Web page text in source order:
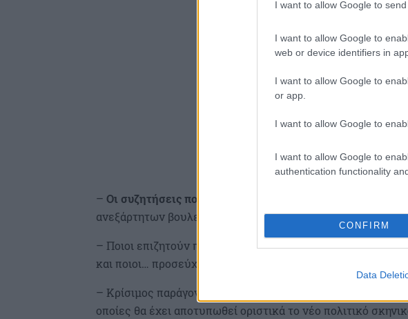
I want to allow Google to
I want to allow Google to
web or device identifiers in
I want to allow Google to
or app.
I want to allow Google to
I want to allow Google to
authentication functionality
CONFIRM
Data
– Οι συζητήσεις που γίνονται σε Ν.Δ., ΠΑΣΟΚ, ΣΥΡΙΖΑ, Νέα
ανεξάρτητων βουλευτών.
– Ποιοι επιζητούν πρόσκληση από τονΤσίπρα, ποιοι
και ποιοι… προσεύχονται να ιδρύσει νέο πολιτικό
– Κρίσιμος παράγοντας για τις επόμενες κινήσεις θα είναι οι
οποίες θα έχει αποτυπωθεί οριστικά το νέο πολιτικό